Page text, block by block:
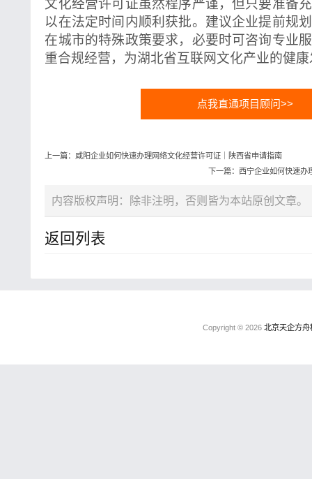
文化经营许可证虽然程序严谨，但只要准备
以在法定时间内顺利获批。建议企业提前规
在城市的特殊政策要求，必要时可咨询专业
重合规经营，为湖北省互联网文化产业的健
点我直通项目顾问>>
上一篇：咸阳企业如何快速办理网络文化经营许可证｜陕西省申请指南
下一篇：西宁企业如何快速办
内容版权声明：除非注明，否则皆为本站原创文章。
返回列表
Copyright © 2026 北京天企方舟